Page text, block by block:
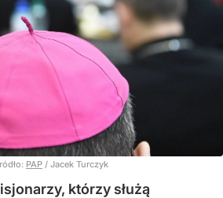
PAP / Jacek Turczyk
którzy służą